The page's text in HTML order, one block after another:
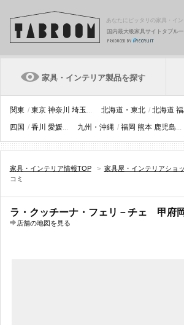
あなたにピッタリの家具・イ
国内最大級家具サイトタブル
家具・インテリア製品を探す
関東 / 東京 神奈川 埼玉... 北海道・東北 / 北海道
四国 / 香川 愛媛... 九州・沖縄 / 福岡 熊本 鹿児島...
家具・インテリア情報TOP > 家具屋・インテリアショ
コミ
ラ・クッチーナ・フェリ－チェ 甲府
店舗の地図を見る